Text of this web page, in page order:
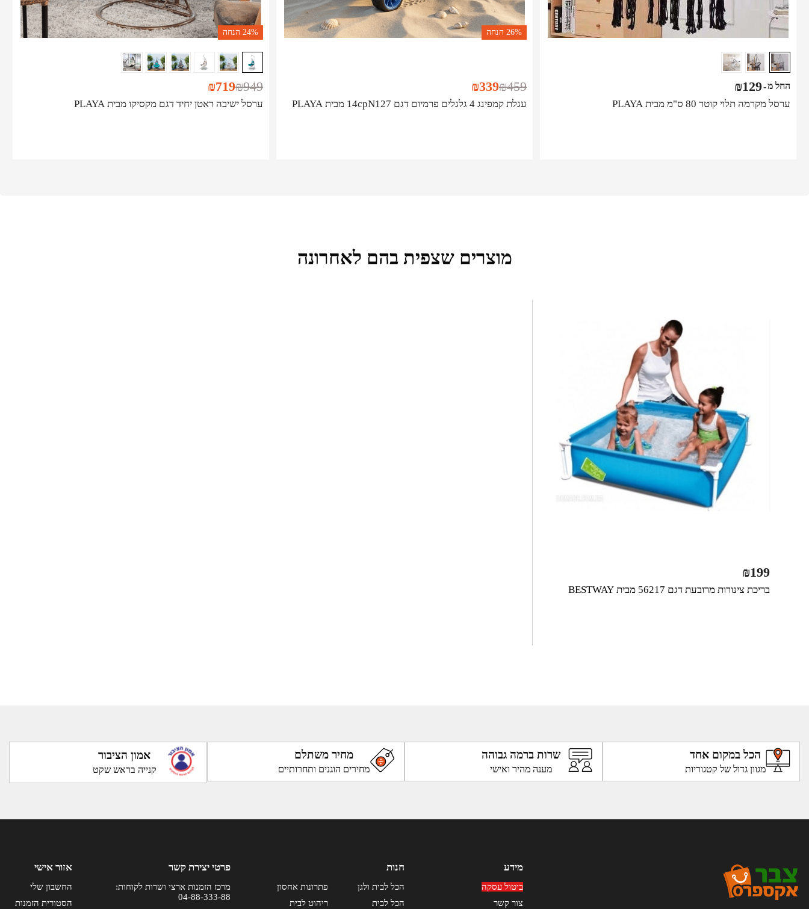
ערסל מקרמה תלוי קוטר 80 ס"מ מבית PLAYA
החל מ-
₪129
26% הנחה
עגלת קמפינג 4 גלגלים פרמיום דגם 14cpN127 מבית PLAYA
₪459
₪339
24% הנחה
ערסל ישיבה ראטן יחיד דגם מקסיקו מבית PLAYA
₪949
₪719
מוצרים שצפית בהם לאחרונה
בריכת צינורות מרובעת דגם 56217 מבית BESTWAY
₪199
הכל במקום אחד
מגוון גדול של קטגוריות
שרות ברמה גבוהה
מענה מהיר ואישי
מחיר משתלם
מחירים הוגנים ותחרותיים
אמון הציבור
קנייה בראש שקט
מידע
ביטול עסקה
צור קשר
חנות
הכל לבית ולגן
הכל לבית
פתרונות אחסון
ריהוט לבית
פרטי יצירת קשר
מרכז הזמנות ארצי ושרות לקוחות:
04-88-333-88
אזור אישי
החשבון שלי
הסטורית הזמנות